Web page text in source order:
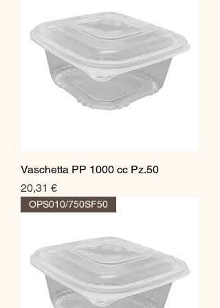
Vaschetta PP 1000 cc Pz.50
Prezzo
20,31 €
OPS010/750SF50